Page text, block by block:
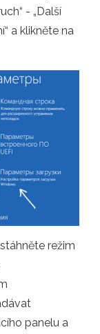
- „Další
a klikněte na
režim
panelu a